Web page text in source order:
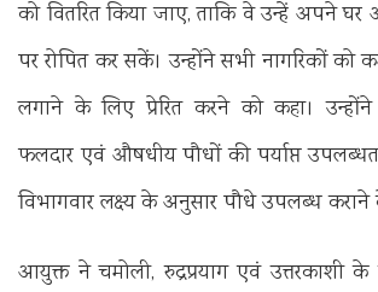
को वितरित किया जाए, ताकि वे उन्हें अपने घर
पर रोपित कर सकें। उन्होंने सभी नागरिकों
लगाने के लिए प्रेरित करने को कहा। उन्होंने
फलदार एवं औषधीय पौधों की पर्याप्त
विभागवार लक्ष्य के अनुसार पौधे उपलब्ध कराने
‎आयुक्त ने चमोली, रुद्रप्रयाग एवं उत्तरकाशी के